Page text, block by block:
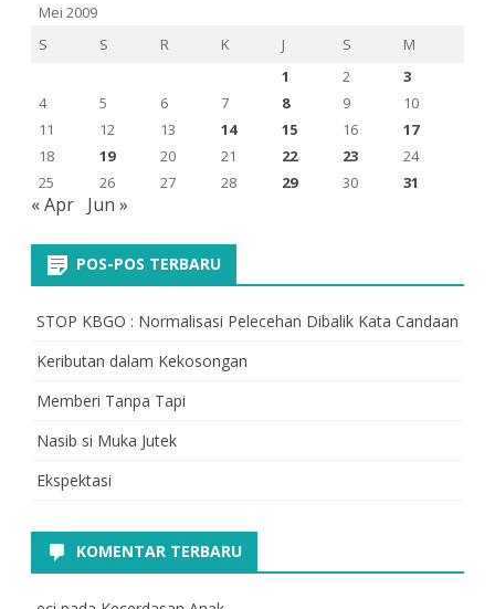
Mei 2009
S
S R K J S
M
1
2
3
4
5 6 7 8 9
10
11
12 13 14 15 16
17
18
19 20 21 22 23
24
25
26 27 28 29 30 31
« Apr Jun »
POS-POS TERBARU
STOP KBGO : Normalisasi Pelecehan Dibalik Kata Candaan
Keributan dalam Kekosongan
Memberi Tanpa Tapi
Nasib si Muka Jutek
Ekspektasi
KOMENTAR TERBARU